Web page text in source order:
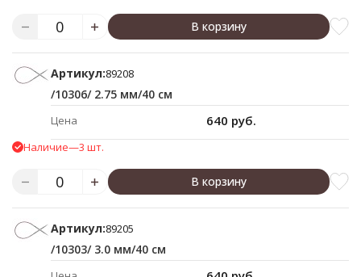
В корзину
Артикул:89208
/10306/ 2.75 мм/40 см
Цена 640 руб.
Наличие—3 шт.
В корзину
Артикул:89205
/10303/ 3.0 мм/40 см